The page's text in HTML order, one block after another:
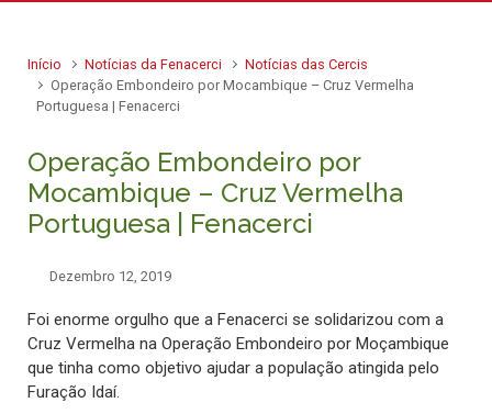
Início Notícias da Fenacerci
Notícias das Cercis
Operação Embondeiro por Mocambique – Cruz Vermelha
Portuguesa | Fenacerci
Operação Embondeiro por
Mocambique – Cruz Vermelha
Portuguesa | Fenacerci
Dezembro 12, 2019
Foi enorme orgulho que a Fenacerci se solidarizou com a
Cruz Vermelha na Operação Embondeiro por Moçambique
que tinha como objetivo ajudar a população atingida pelo
Furação Idaí.